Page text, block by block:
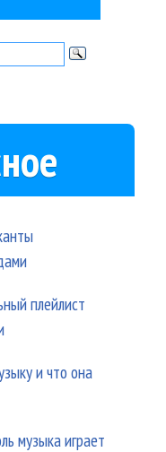
плейлист
и что она
музыка играет